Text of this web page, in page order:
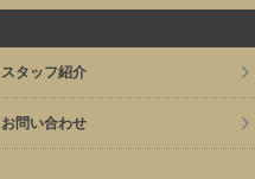
スタッフ紹介
お問い合わせ